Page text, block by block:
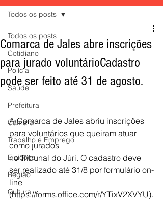
Todos os posts
Cotidiano
Polícia
Saúde
Prefeitura
Câmara
Trabalho e Emprego
Eleições
Região
Cultura
Todos os posts
Comarca de Jales abre inscrições
para jurado voluntárioCadastro
pode ser feito até 31 de agosto.
A Comarca de Jales abriu inscrições
para voluntários que queiram atuar
como jurados
no Tribunal do Júri. O cadastro deve
ser realizado até 31/8 por formulário on-
line
(https://forms.office.com/r/YTixV2XVYU).